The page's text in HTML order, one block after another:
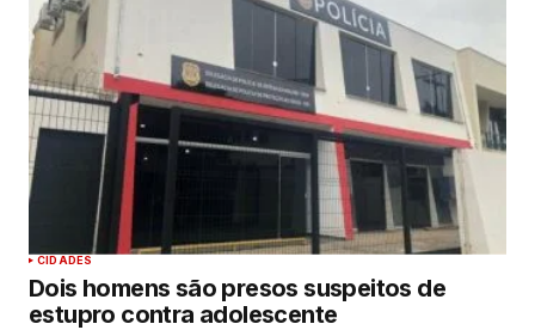
CIDADES
Dois homens são presos suspeitos de
estupro contra adolescente